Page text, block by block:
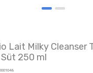
Lait Milky Cleanser
Süt 250 ml